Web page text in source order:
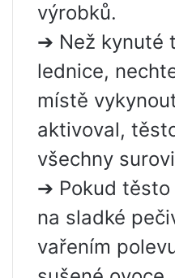
výrobků.
➔ Než kynuté
lednice,
místě
aktivoval,
všechny
➔ Pokud
na sladké
vařením